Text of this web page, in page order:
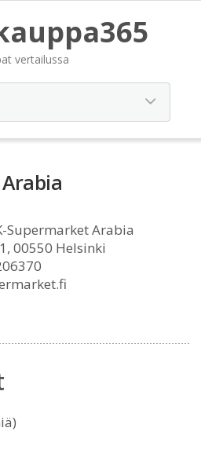
vertailussa
Supermarket Arabia
00550 Helsinki